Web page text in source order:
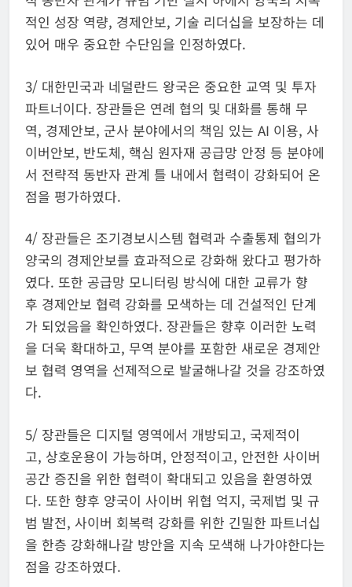
적인 성장 역량, 경제안보, 기술 리더십을 보장하는 데
있어 매우 중요한 수단임을 인정하였다.
3/ 대한민국과 네덜란드 왕국은 중요한 교역 및 투자
파트너이다. 장관들은 연례 협의 및 대화를 통해 무
역, 경제안보, 군사 분야에서의 책임 있는 AI 이용, 사
이버안보, 반도체, 핵심 원자재 공급망 안정 등 분야에
서 전략적 동반자 관계 틀 내에서 협력이 강화되어 온
점을 평가하였다.
4/ 장관들은 조기경보시스템 협력과 수출통제 협의가
양국의 경제안보를 효과적으로 강화해 왔다고 평가하
였다. 또한 공급망 모니터링 방식에 대한 교류가 향
후 경제안보 협력 강화를 모색하는 데 건설적인 단계
가 되었음을 확인하였다. 장관들은 향후 이러한 노력
을 더욱 확대하고, 무역 분야를 포함한 새로운 경제안
보 협력 영역을 선제적으로 발굴해나갈 것을 강조하였
다.
5/ 장관들은 디지털 영역에서 개방되고, 국제적이
고, 상호운용이 가능하며, 안정적이고, 안전한 사이버
공간 증진을 위한 협력이 확대되고 있음을 환영하였
다. 또한 향후 양국이 사이버 위협 억지, 국제법 및 규
범 발전, 사이버 회복력 강화를 위한 긴밀한 파트너십
을 한층 강화해나갈 방안을 지속 모색해 나가야한다는
점을 강조하였다.